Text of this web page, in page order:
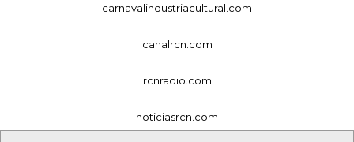
carnavalindustriacultural.com
canalrcn.com
rcnradio.com
noticiasrcn.com